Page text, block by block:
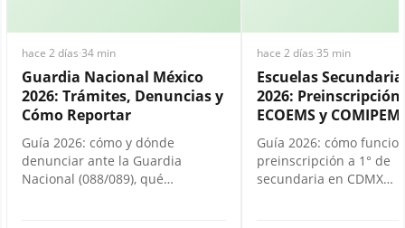
hace 2 días·34 min
Guardia Nacional México
2026: Trámites, Denuncias y
Cómo Reportar
Guía 2026: cómo y dónde
denunciar ante la Guardia
Nacional (088/089), qué…
hace 2 días·35 min
Escuelas
2026: Preinscripción,
ECOEMS y
Guía 2026: cómo
preinscripción a 1° de
secundaria en CDMX…